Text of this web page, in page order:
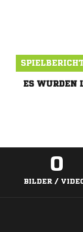
ES WURDEN
0
BILDER /